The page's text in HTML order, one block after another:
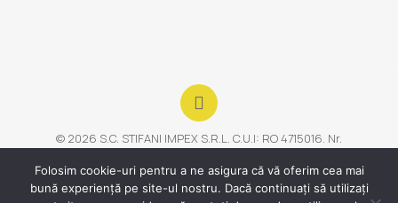
© 2026 S.C. STIFANI IMPEX S.R.L. C.U.I: RO 4715016. Nr.
ROONRC.J40/21840/1993 | Toate drepturile rezervate
Folosim cookie-uri pentru a ne asigura că vă oferim cea mai
bună experiență pe site-ul nostru. Dacă continuați să utilizați